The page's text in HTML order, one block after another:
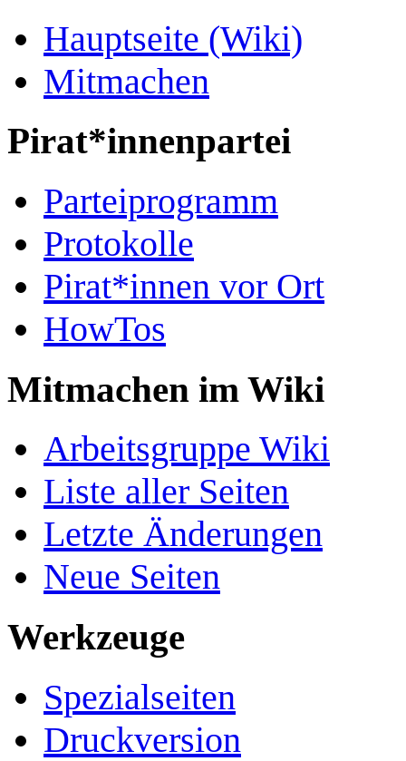
Hauptseite (Wiki)
Mitmachen
Pirat*innenpartei
Parteiprogramm
Protokolle
Pirat*innen vor Ort
HowTos
Mitmachen im Wiki
Arbeitsgruppe Wiki
Liste aller Seiten
Letzte Änderungen
Neue Seiten
Werkzeuge
Spezialseiten
Druckversion